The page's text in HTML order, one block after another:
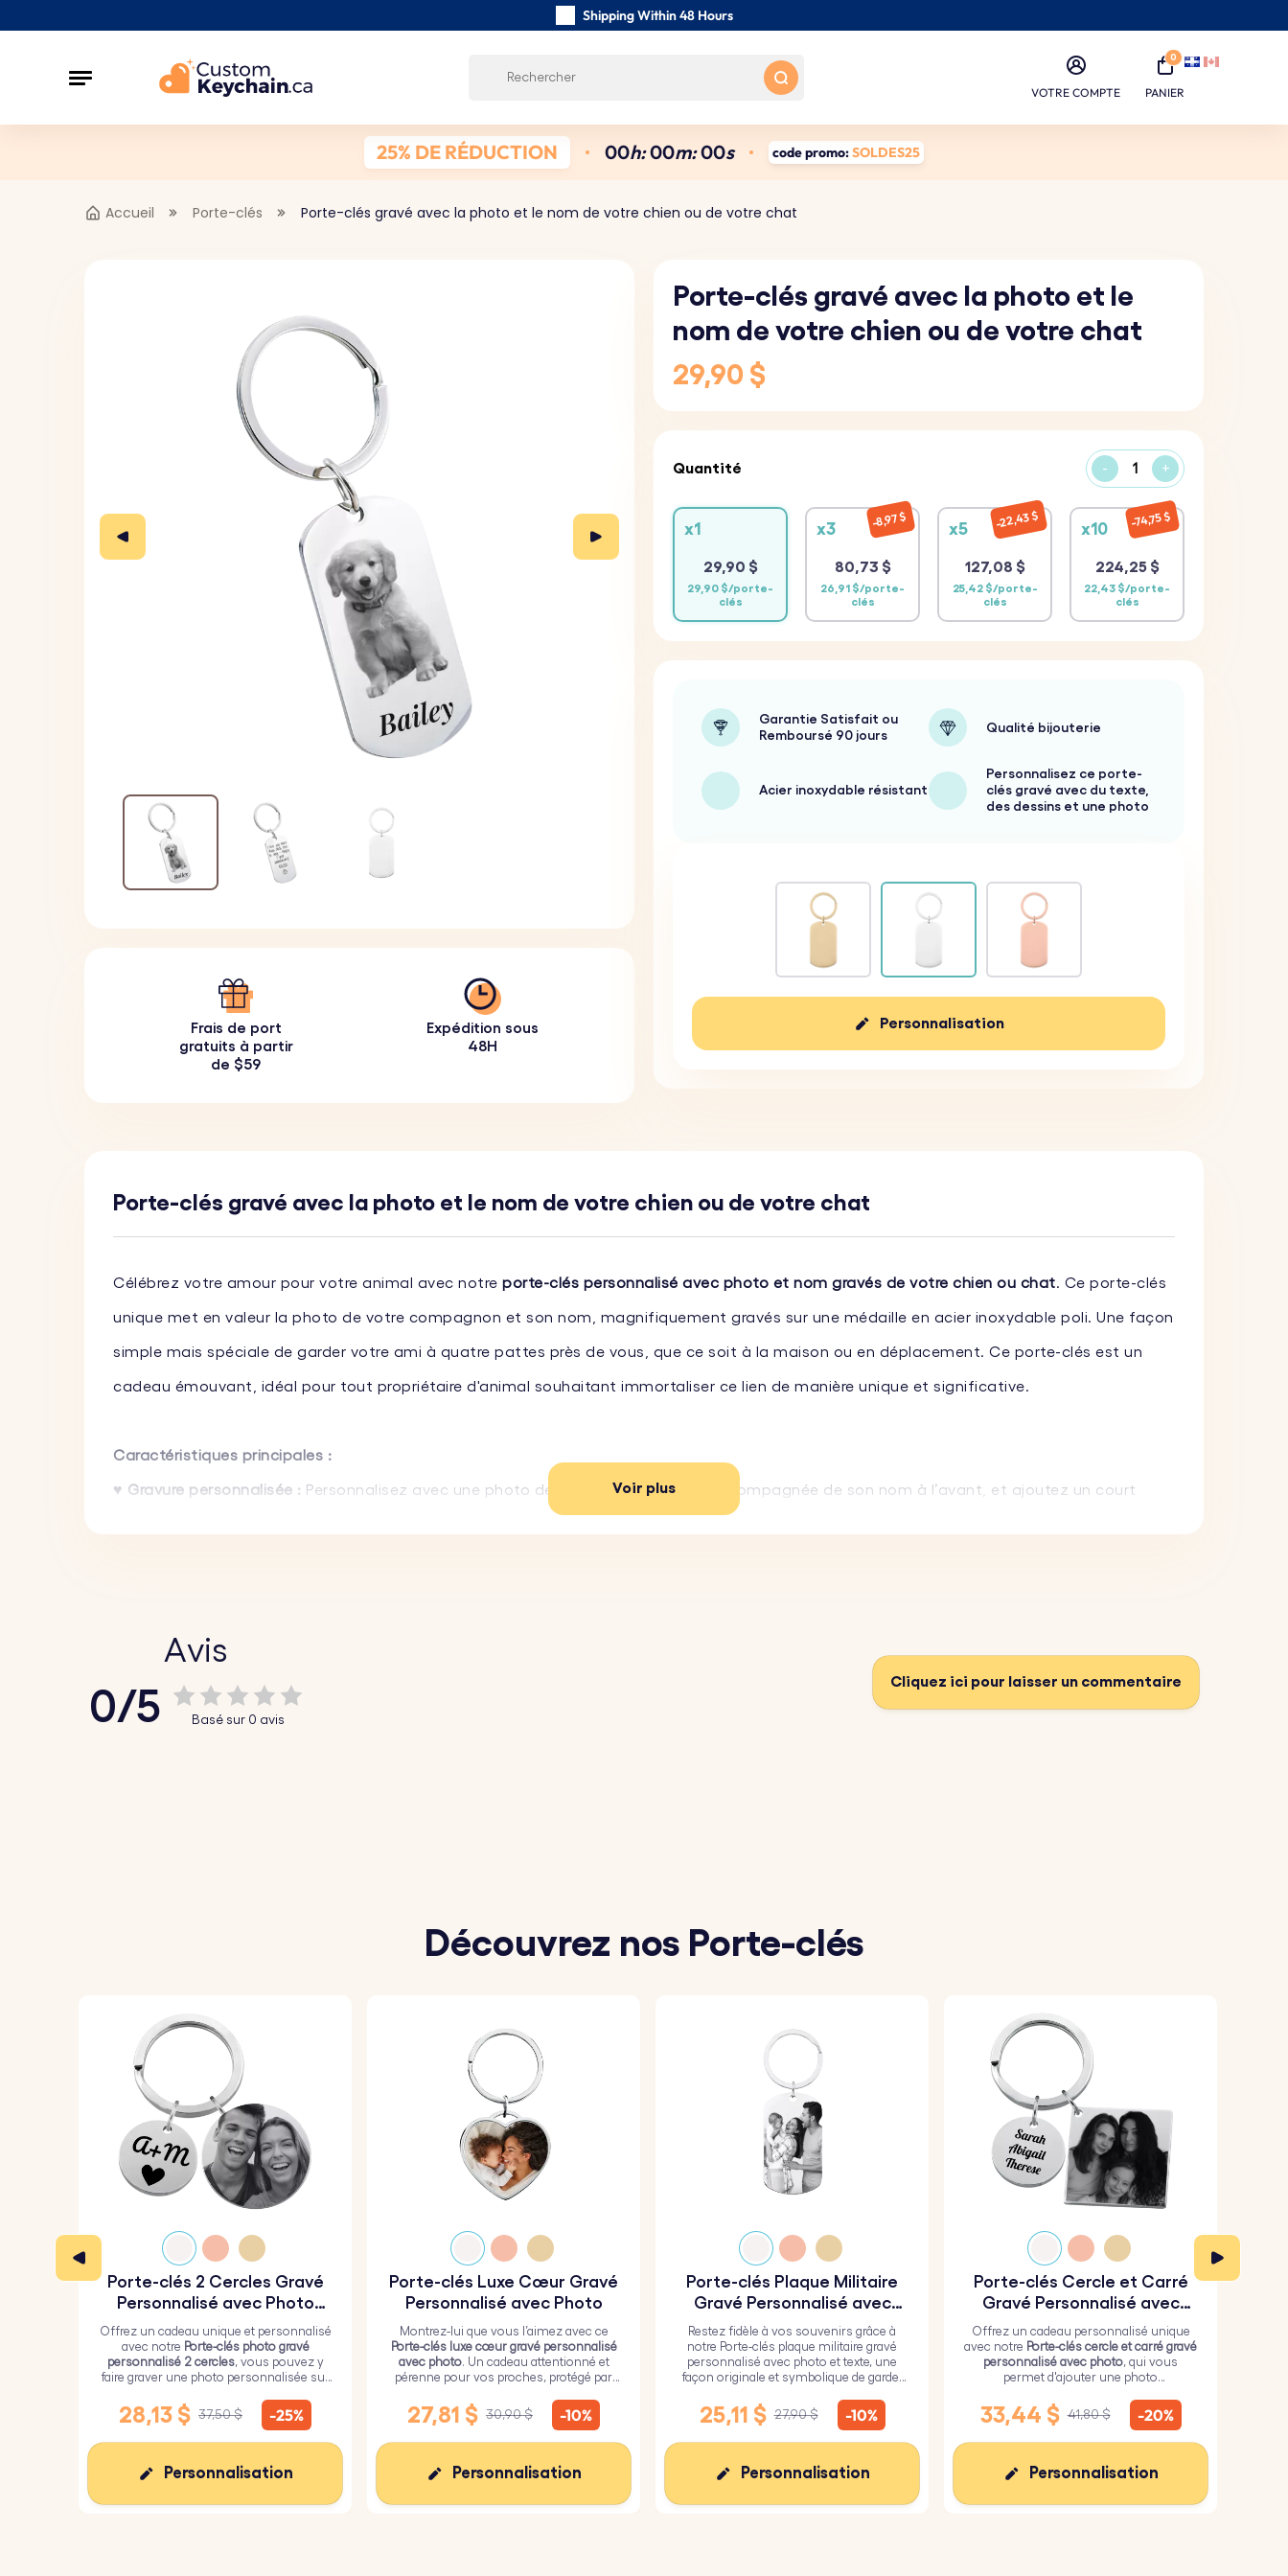
Shipping Within 48 Hours
Customer reviews:
VOTRE COMPTE
0
PANIER
25% DE RÉDUCTION 00h:00m:00s code promo:SOLDES25
Accueil Porte-clés Porte-clés gravé avec la photo et le nom de votre chien ou de votre chat
Frais de port
gratuits à partir
de $59
Expédition sous
48H
Porte-clés gravé avec la photo et le
nom de votre chien ou de votre chat
29,90 $
Quantité - +
x1
29,90 $
29,90 $/porte-
clés
x3
80,73 $
26,91 $/porte-
clés
8,97 $
x5
127,08 $
25,42 $/porte-
clés
22,43 $ x10
224,25 $
22,43 $/porte-
clés
74,75 $
Garantie Satisfait ou
Remboursé 90 jours
Qualité bijouterie
Acier inoxydable résistant
Personnalisez ce porte-
clés gravé avec du texte,
des dessins et une photo
Personnalisation
Porte-clés gravé avec la photo et le nom de votre chien ou de votre chat
Célébrez votre amour pour votre animal avec notre porte-clés personnalisé avec photo et nom gravés de votre chien ou chat. Ce porte-clés
unique met en valeur la photo de votre compagnon et son nom, magnifiquement gravés sur une médaille en acier inoxydable poli. Une façon
simple mais spéciale de garder votre ami à quatre pattes près de vous, que ce soit à la maison ou en déplacement. Ce porte-clés est un
cadeau émouvant, idéal pour tout propriétaire d'animal souhaitant immortaliser ce lien de manière unique et significative.
Caractéristiques principales :
♥ Gravure personnalisée : Personnalisez avec une photo de votre chien ou chat accompagnée de son nom à l’avant, et ajoutez un court
♥ Design élégant : Son design épuré et moderne confère à ce porte-clés une élégance indéniable, un cadeau idéal à emporter partout.
Votre porte-clés sera soigneusement gravé conformément à vos instructions, pour vous offrir une finition
Spécifications :
Dimensions : 50 mm x 28 mm
Dimensions de l'anneau :
Matériau :Acier inoxydable poli
Couleur : argent, or, or rose.
Voir plus
Avis
0/5 Basé sur 0 avis
Cliquez ici pour laisser un commentaire
Découvrez nos Porte-clés
Porte-clés 2 Cercles Gravé
Personnalisé avec Photo
Gravée
Offrez un cadeau unique et personnalisé
avec notre Porte-clés photo gravé
personnalisé 2 cercles, vous pouvez y
faire graver une photo personnalisée sur
petit.
28,13 $ 37,50 $ -25%
Personnalisation
Porte-clés Luxe Cœur Gravé
Personnalisé avec Photo
Montrez-lui que vous l’aimez avec ce
Porte-clés luxe cœur gravé personnalisé
avec photo. Un cadeau attentionné et
pérenne pour vos proches, protégé par
27,81 $ 30,90 $ -10%
Personnalisation
Porte-clés Plaque Militaire
Gravé Personnalisé avec
Photo et Texte
Restez fidèle à vos souvenirs grâce à
notre Porte-clés plaque militaire gravé
personnalisé avec photo et texte, une
façon originale et symbolique de garder
25,11 $ 27,90 $ -10%
Personnalisation
Porte-clés Cercle et Carré
Gravé Personnalisé avec
Offrez un cadeau personnalisé unique
avec notre Porte-clés cercle et carré gravé
personnalisé avec photo, qui vous
permet d'ajouter une photo
votre choix sur le cercle.
33,44 $ 41,80 $ -20%
Personnalisation